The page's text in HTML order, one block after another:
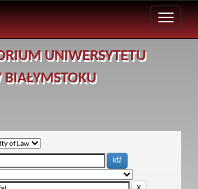
UNIWERSYTETU
BIAŁYMSTOKU